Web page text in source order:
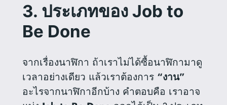
3. ประเภทของ Job to
Be Done
จากเรื่องนาฬิกา ถ้าเราไม่ได้ซื้อนาฬิกามาดู
เวลาอย่างเดียว แล้วเราต้องการ “งาน”
อะไรจากนาฬิกาอีกบ้าง คำตอบคือ เราอาจ